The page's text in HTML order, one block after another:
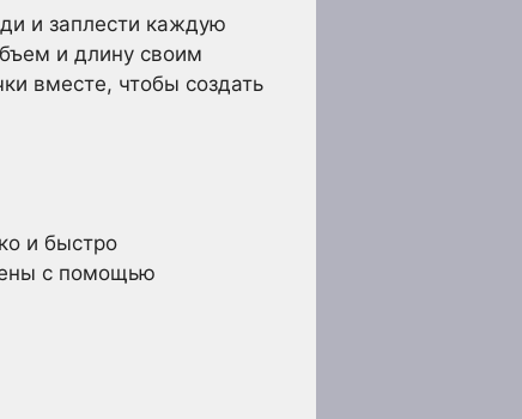
и заплести каждую
и длину своим
вместе, чтобы создать
и быстро
с помощью